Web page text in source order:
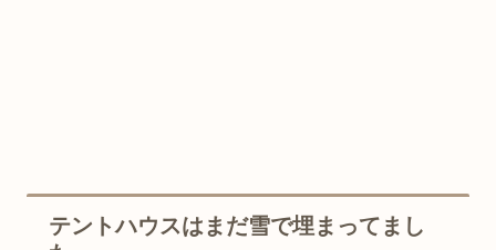
テントハウスはまだ雪で埋まってまし